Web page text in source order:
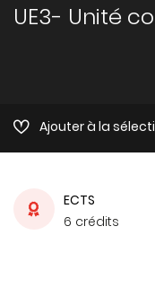
UE3- Unité
Ajouter à la
ECTS
6 crédits